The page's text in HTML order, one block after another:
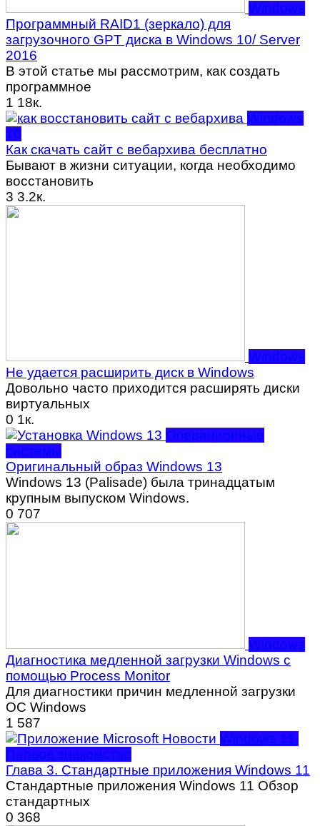
Windows
Программный RAID1 (зеркало) для
загрузочного GPT диска в Windows 10/ Server
2016
В этой статье мы рассмотрим, как создать
программное
1 18к.
Windows
10
Как скачать сайт с вебархива бесплатно
Бывают в жизни ситуации, когда необходимо
восстановить
3 3.2к.
Windows
Не удается расширить диск в Windows
Довольно часто приходится расширять диски
виртуальных
0 1к.
Операционные
системы
Оригинальный образ Windows 13
Windows 13 (Palisade) была тринадцатым
крупным выпуском Windows.
0 707
Windows
Диагностика медленной загрузки Windows с
помощью Process Monitor
Для диагностики причин медленной загрузки
ОС Windows
1 587
Windows 11.
Первое знакомство
Глава 3. Стандартные приложения Windows 11
Стандартные приложения Windows 11 Обзор
стандартных
0 368